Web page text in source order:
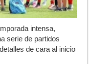
intensa,
serie de partidos
de cara al inicio